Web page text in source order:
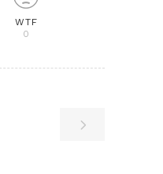
WTF
0